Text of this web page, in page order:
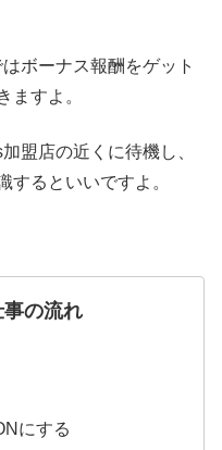
ボーナス報酬をゲット
ますよ。
盟店の近くに待機し、
するといいですよ。
の流れ
にする